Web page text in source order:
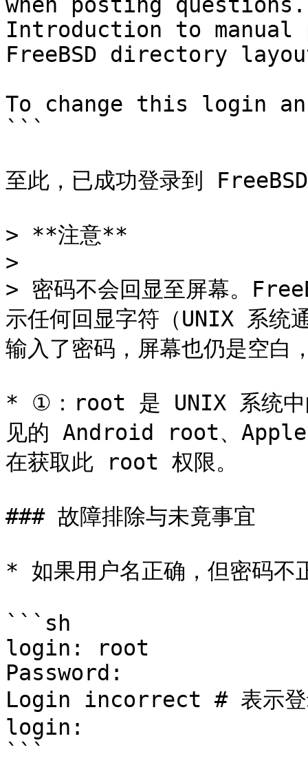
Introduction to manual
FreeBSD directory
To change this login
```
至此，已成功登录到
> **注意**
>
> 密码不会回显至屏幕。
示任何回显字符（UNIX 系统
输入了密码，屏幕也仍是空白
* ①：root 是 UNIX 系统中
见的 Android root、Apple
在获取此 root 权限。
### 故障排除与未竟事宜
* 如果用户名正确，但密码不
```sh
login: root
Password:
Login incorrect # 表示登
login:
```